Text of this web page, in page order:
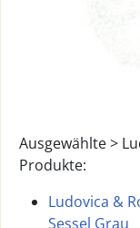
Ausgewählte >
Produkte:
Ludovica &
Sessel Grau